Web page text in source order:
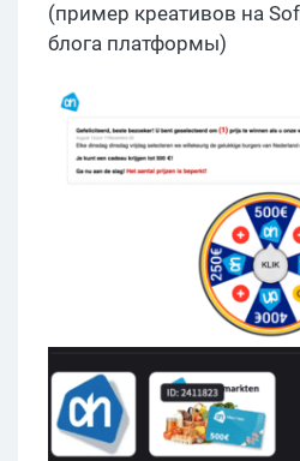
(пример креативов на
блога платформы)